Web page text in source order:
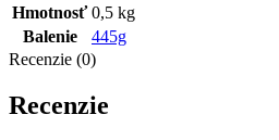
Hmotnosť 0,5 kg
Balenie
445g
Recenzie (0)
Recenzie